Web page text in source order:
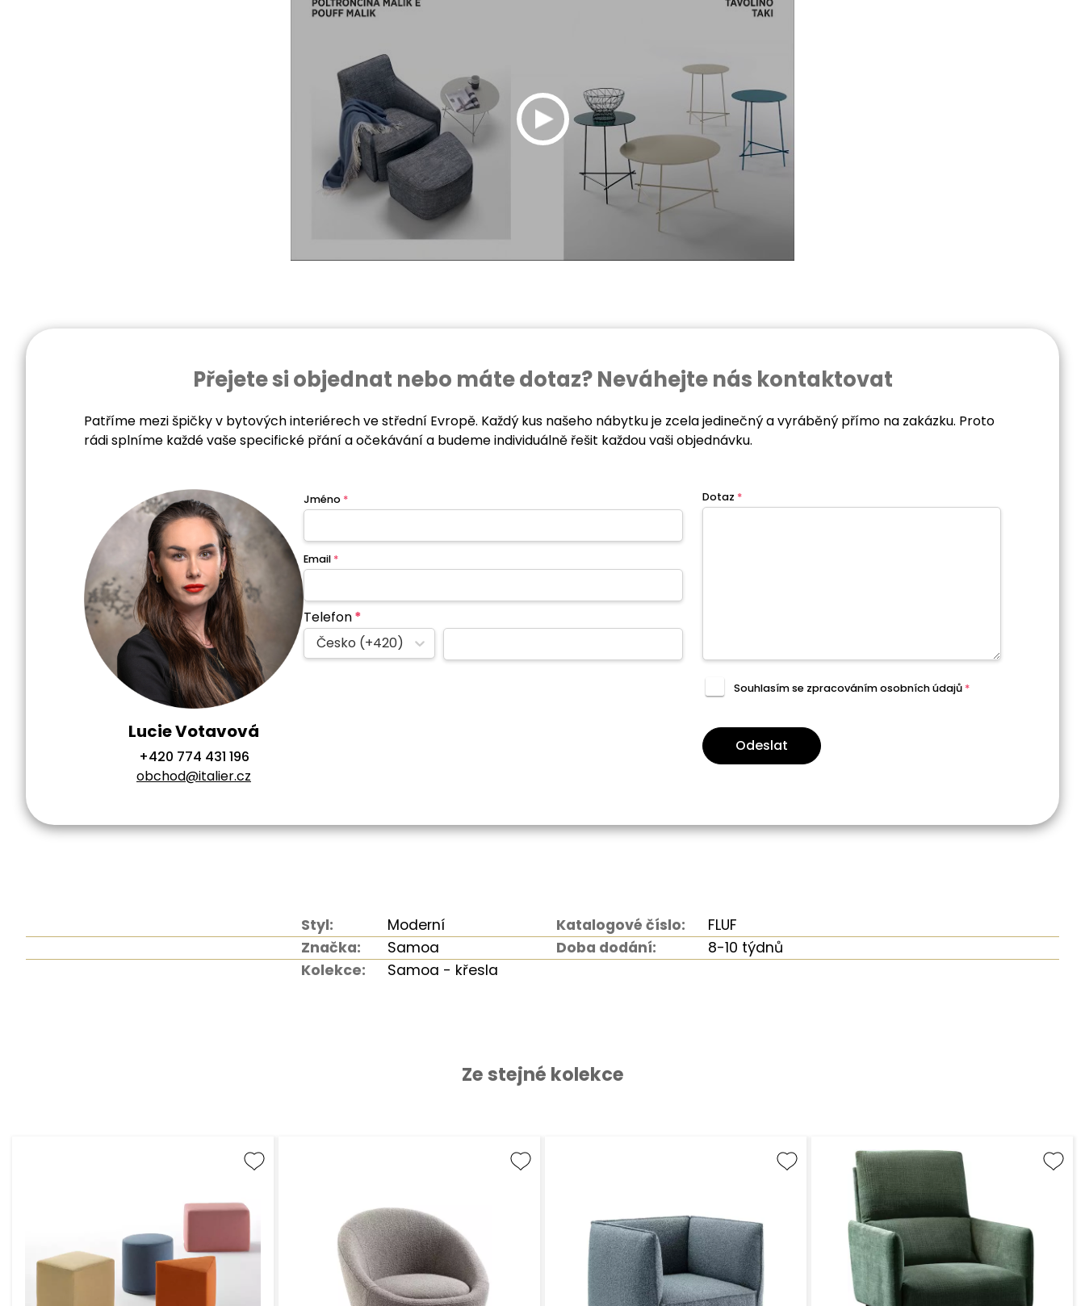
Přejete si objednat nebo máte dotaz? Neváhejte nás kontaktovat
Patříme mezi špičky v bytových interiérech ve střední Evropě. Každý kus našeho nábytku je zcela jedinečný a vyráběný přímo na zakázku. Proto
rádi splníme každé vaše specifické přání a očekávání a budeme individuálně řešit každou vaši objednávku.
Lucie Votavová
+420 774 431 196
obchod@italier.cz
Jméno *
Email *
Telefon*
Česko (+420)
Dotaz *
Souhlasím se zpracovánímosobních údajů *
Odeslat
Styl: Moderní Katalogové číslo:
FLUF
Značka:
Samoa Doba dodání:
8-10 týdnů
Kolekce:
Samoa - křesla
Ze stejné kolekce